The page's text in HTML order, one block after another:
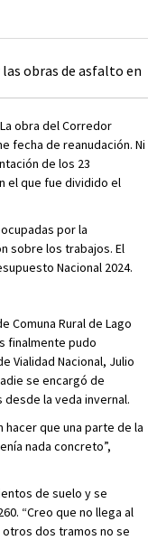
obra del Corredor
fecha de reanudación. Ni
de los 23
el que fue dividido el
por la
sobre los trabajos. El
Nacional 2024.
Comuna Rural de Lago
finalmente pudo
Vialidad Nacional, Julio
se encargó de
la veda invernal.
que una parte de la
nada concreto”,
de suelo y se
“Creo que no llega al
dos tramos no se